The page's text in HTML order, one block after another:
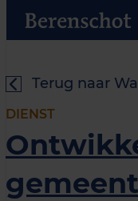
Terug naar
DIENST